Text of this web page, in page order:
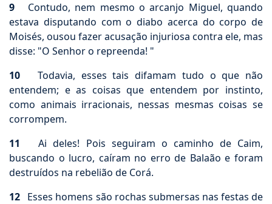
9 Contudo, nem mesmo o arcanjo Miguel, quando
estava disputando com o diabo acerca do corpo de
Moisés, ousou fazer acusação injuriosa contra ele, mas
disse: "O Senhor o repreenda! "
10 Todavia, esses tais difamam tudo o que não
entendem; e as coisas que entendem por instinto,
como animais irracionais, nessas mesmas coisas se
corrompem.
11 Ai deles! Pois seguiram o caminho de Caim,
buscando o lucro, caíram no erro de Balaão e foram
destruídos na rebelião de Corá.
12 Esses homens são rochas submersas nas festas de